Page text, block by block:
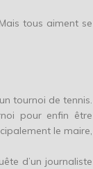
tous aiment se
tournoi de tennis.
pour enfin être
le maire,
d’un journaliste